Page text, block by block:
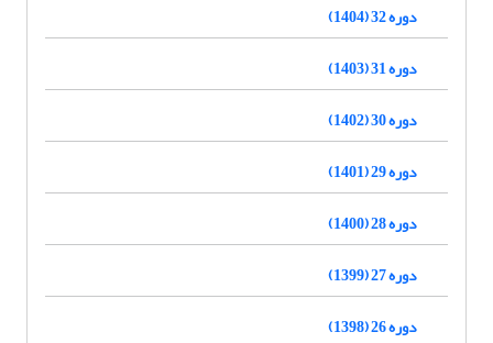
دوره 32 (1404)
دوره 31 (1403)
دوره 30 (1402)
دوره 29 (1401)
دوره 28 (1400)
دوره 27 (1399)
دوره 26 (1398)